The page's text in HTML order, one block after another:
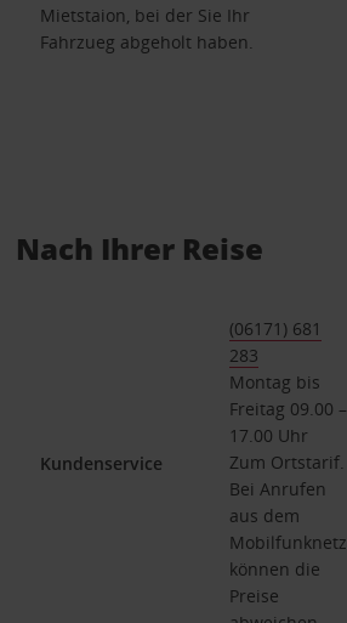
Mietstaion, bei der Sie Ihr
Fahrzueg abgeholt haben.
Nach Ihrer Reise
Kundenservice
(06171) 681
283
Montag bis
Freitag 09.00 –
17.00 Uhr
Zum Ortstarif.
Bei Anrufen
aus dem
Mobilfunknetz
können die
Preise